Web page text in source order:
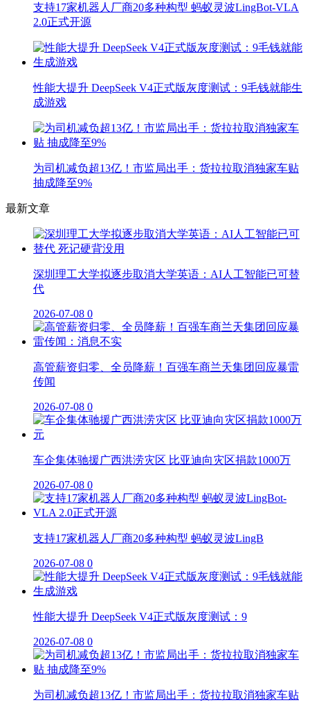
支持17家机器人厂商20多种构型 蚂蚁灵波LingBot-VLA
2.0正式开源
性能大提升 DeepSeek V4正式版灰度测试：9毛钱就能生
成游戏
为司机减负超13亿！市监局出手：货拉拉取消独家车贴
抽成降至9%
最新文章
深圳理工大学拟逐步取消大学英语：AI人工智能已可替
代
2026-07-08 0
高管薪资归零、全员降薪！百强车商兰天集团回应暴雷
传闻
2026-07-08 0
车企集体驰援广西洪涝灾区 比亚迪向灾区捐款1000万
2026-07-08 0
支持17家机器人厂商20多种构型 蚂蚁灵波LingB
2026-07-08 0
性能大提升 DeepSeek V4正式版灰度测试：9
2026-07-08 0
为司机减负超13亿！市监局出手：货拉拉取消独家车贴